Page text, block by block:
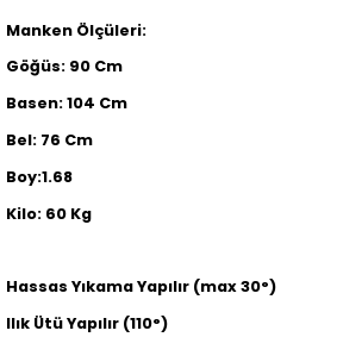
Manken Ölçüleri:
Göğüs: 90 Cm
Basen: 104 Cm
Bel: 76 Cm
Boy:1.68
Kilo: 60 Kg
Hassas Yıkama Yapılır (max 30°)
Ilık Ütü Yapılır (110°)